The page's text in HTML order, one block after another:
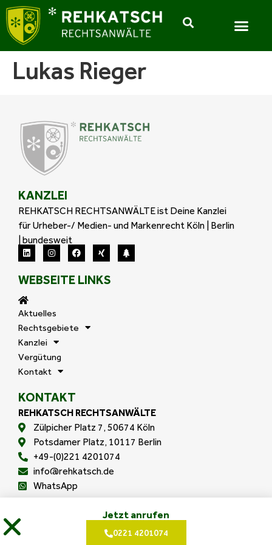
Lukas Rieger
KANZLEI
REHKATSCH RECHTSANWÄLTE ist Deine Kanzlei
für Urheber-/ Medien- und Markenrecht Köln | Berlin
| bundesweit
WEBSEITE LINKS
Aktuelles
Rechtsgebiete
Kanzlei
Vergütung
Kontakt
KONTAKT
REHKATSCH RECHTSANWÄLTE
Zülpicher Platz 7, 50674 Köln
Potsdamer Platz, 10117 Berlin
+49-(0)221 4201074
info@rehkatsch.de
WhatsApp
(C) 2026 REHKATSCH RECHTSANWÄLTE
Datenschutzerklärung
Jetzt anrufen
0221 4201074